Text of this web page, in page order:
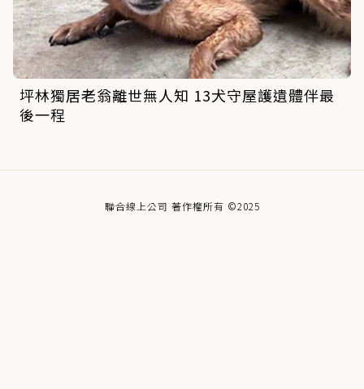
坪林獨居老翁離世無人知 13犬守屋護遺體伴最
後一程
聯合線上公司 著作權所有 ©2025